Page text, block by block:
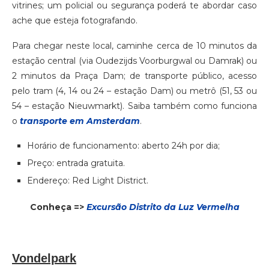
vitrines; um policial ou segurança poderá te abordar caso
ache que esteja fotografando.
Para chegar neste local, caminhe cerca de 10 minutos da
estação central (via Oudezijds Voorburgwal ou Damrak) ou
2 minutos da Praça Dam; de transporte público, acesso
pelo tram (4, 14 ou 24 – estação Dam) ou metrô (51, 53 ou
54 – estação Nieuwmarkt). Saiba também como funciona
o transporte em Amsterdam.
Horário de funcionamento: aberto 24h por dia;
Preço: entrada gratuita.
Endereço: Red Light District.
Conheça => Excursão Distrito da Luz Vermelha
Vondelpark